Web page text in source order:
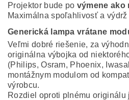
Projektor bude po výmene ako
Maximálna spoľahlivosť a výdrž
Generická lampa vrátane
Veľmi dobré riešenie, za
originálna výbojka od
(Philips, Osram, Phoenix,
montážnym modulom od
výrobcu.
Rozdiel oproti plnému originálu